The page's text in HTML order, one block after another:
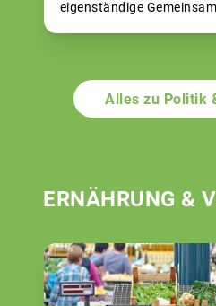
eigenständige
Alles zu Politik
ERNÄHRUNG &